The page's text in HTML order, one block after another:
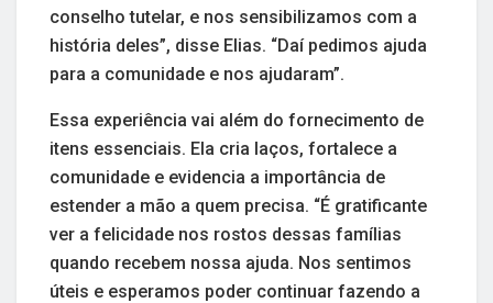
conselho tutelar, e nos sensibilizamos com a
história deles”, disse Elias. “Daí pedimos ajuda
para a comunidade e nos ajudaram”.
Essa experiência vai além do fornecimento de
itens essenciais. Ela cria laços, fortalece a
comunidade e evidencia a importância de
estender a mão a quem precisa. “É gratificante
ver a felicidade nos rostos dessas famílias
quando recebem nossa ajuda. Nos sentimos
úteis e esperamos poder continuar fazendo a